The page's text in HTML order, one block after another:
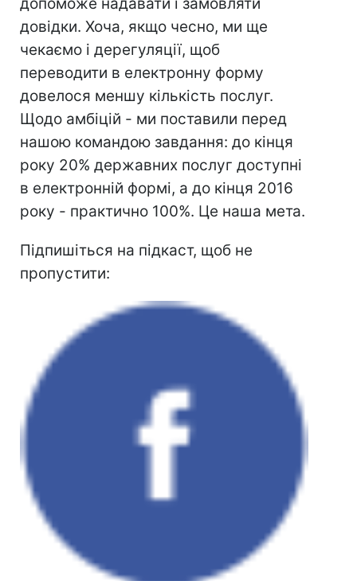
довідки. Хоча, якщо чесно, ми ще
чекаємо і дерегуляції, щоб
переводити в електронну форму
довелося меншу кількість послуг.
Щодо амбіцій - ми поставили перед
нашою командою завдання: до кінця
року 20% державних послуг доступні
в електронній формі, а до кінця 2016
року - практично 100%. Це наша мета.
Підпишіться на підкаст, щоб не
пропустити: